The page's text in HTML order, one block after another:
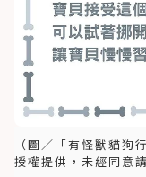
（圖／「有怪獸貓狗
授權提供，未經同意